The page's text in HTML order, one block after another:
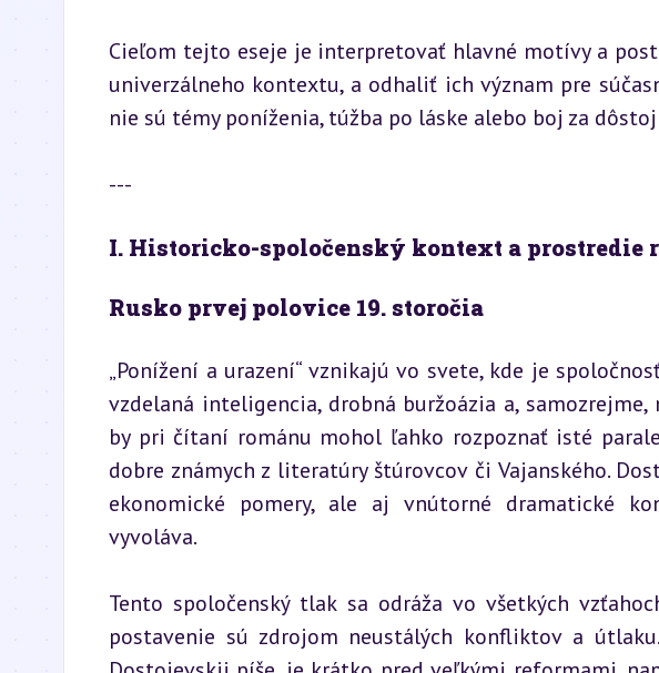
Cieľom tejto eseje je interpretovať hlavné motívy a
univerzálneho kontextu, a odhaliť ich význam pre
nie sú témy poníženia, túžba po láske alebo boj za
---
I. Historicko-spoločenský kontext a prostredie
Rusko prvej polovice 19. storočia
„Ponížení a urazení“ vznikajú vo svete, kde je
vzdelaná inteligencia, drobná buržoázia a, samozrejme,
by pri čítaní románu mohol ľahko rozpoznať isté
dobre známych z literatúry štúrovcov či Vajanského.
ekonomické pomery, ale aj vnútorné dramatické
vyvoláva.
Tento spoločenský tlak sa odráža vo všetkých
postavenie sú zdrojom neustálých konfliktov a